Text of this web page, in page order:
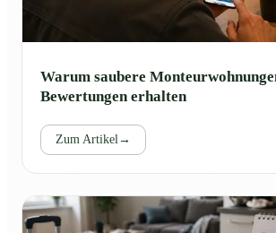
Warum saubere
Bewertungen erhalten
Zum Artikel→